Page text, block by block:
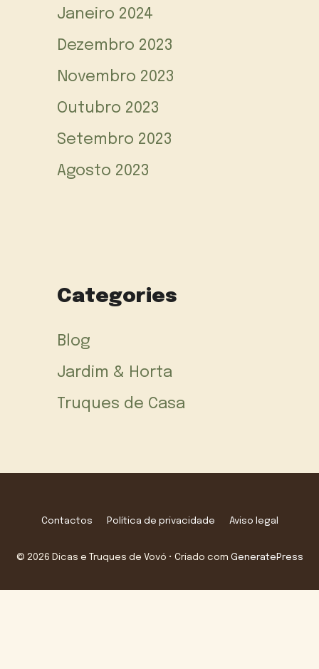
Janeiro 2024
Dezembro 2023
Novembro 2023
Outubro 2023
Setembro 2023
Agosto 2023
Categories
Blog
Jardim & Horta
Truques de Casa
Contactos Política de privacidade Aviso legal
© 2026 Dicas e Truques de Vovó • Criado com GeneratePress